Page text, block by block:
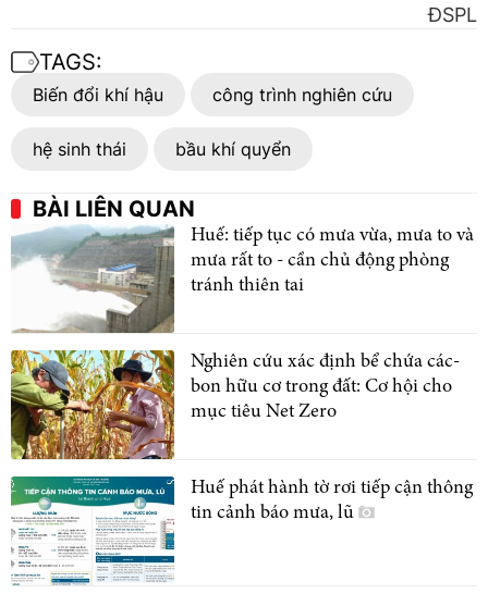
ĐSPL
TAGS:
Biến đổi khí hậu công trình nghiên cứu
hệ sinh thái bầu khí quyển
BÀI LIÊN QUAN
Huế: tiếp tục có mưa vừa, mưa to và
mưa rất to - cần chủ động phòng
tránh thiên tai
Nghiên cứu xác định bể chứa các-
bon hữu cơ trong đất: Cơ hội cho
mục tiêu Net Zero
Huế phát hành tờ rơi tiếp cận thông
tin cảnh báo mưa, lũ